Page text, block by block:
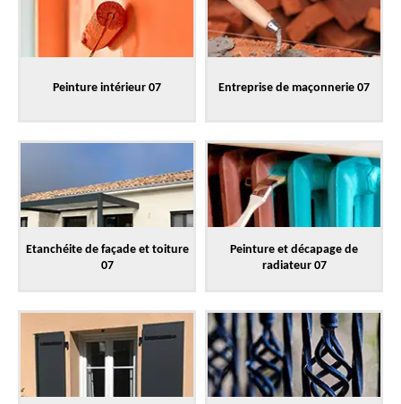
Peinture intérieur 07 Entreprise de maçonnerie 07
Etanchéite de façade et toiture
07
Peinture et décapage de
radiateur 07